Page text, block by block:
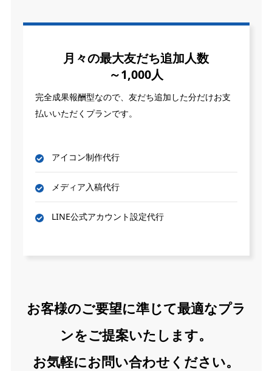
月々の最大友だち追加人数
～1,000人
完全成果報酬型なので、友だち追加した分だけお支
払いいただくプランです。
アイコン制作代行
メディア入稿代行
LINE公式アカウント設定代行
お客様のご要望に準じて最適なプラ
ンをご提案いたします。
お気軽にお問い合わせください。